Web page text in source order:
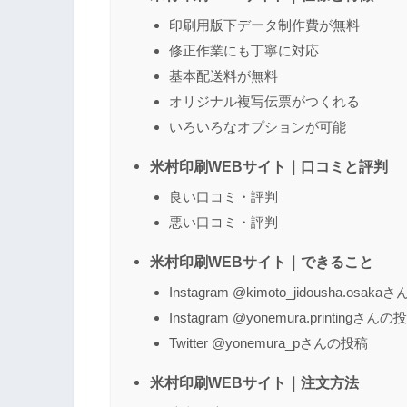
名前 （任意）
印刷用版下データ制作費が無料
修正作業にも丁寧に対応
基本配送料が無料
オリジナル複写伝票がつくれる
いろいろなオプションが可能
米村印刷WEBサイト｜口コミと評判
良い口コミ・評判
悪い口コミ・評判
米村印刷WEBサイト｜できること
Instagram @kimoto_jidousha.osakaさ
Instagram @yonemura.printingさんの
Twitter @yonemura_pさんの投稿
米村印刷WEBサイト｜注文方法